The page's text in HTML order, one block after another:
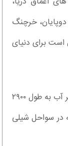
خرچنگ
برای دنیای
خط الرأس سالاس وای گومز، یک رشته کوه زیر آب به طول ۲۹۰۰
است که در سواحل شیلی